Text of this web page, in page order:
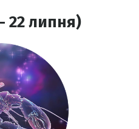
22 липня)